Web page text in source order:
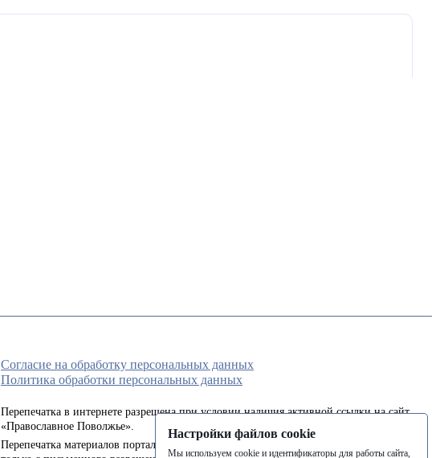
Согласие на обработку персональных данных
Политика обработки персональных данных
Перепечатка в интернете разрешена при условии наличия активной ссылки на сайт
«Православное Поволжье».
Перепечатка материалов портала в печатных изданиях (книгах, прессе) возможна
Настройки файлов cookie
Мы используем cookie и идентификаторы для работы сайта,